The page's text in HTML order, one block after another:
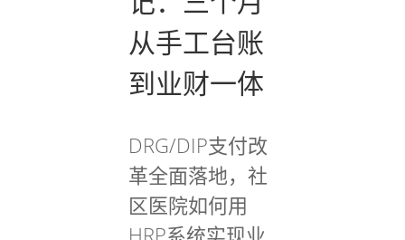
从手工台账
到业财一体
DRG/DIP支付改
革全面落地，社
区医院如何用
HRP系统实现业